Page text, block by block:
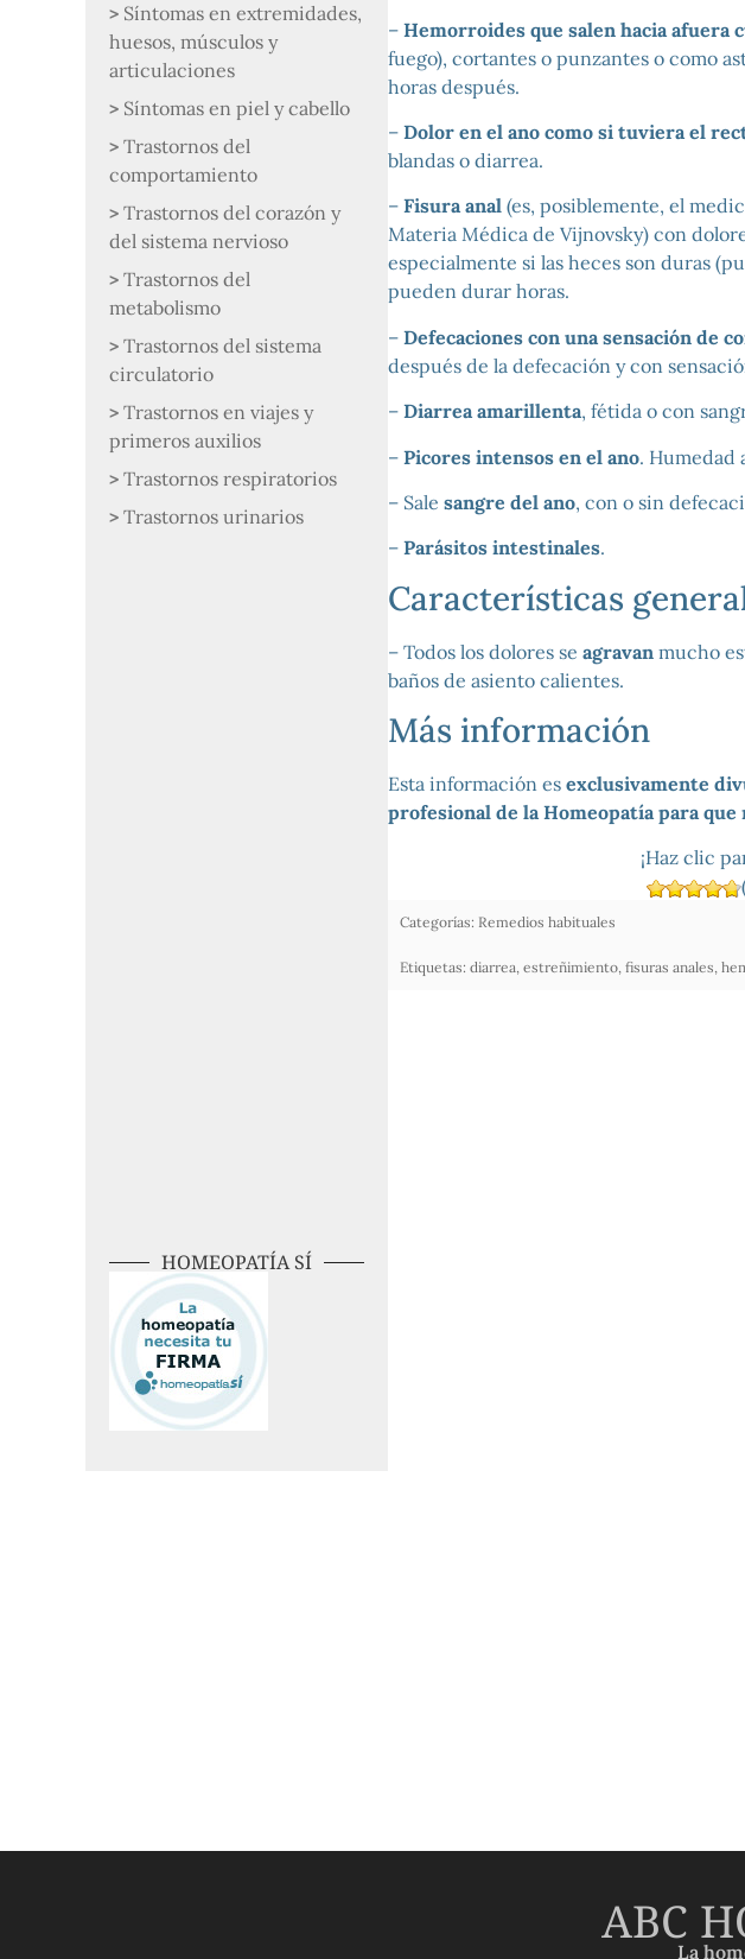
Síntomas en extremidades,
huesos, músculos y
articulaciones
Síntomas en piel y cabello
Trastornos del
comportamiento
Trastornos del corazón y
del sistema nervioso
Trastornos del
metabolismo
Trastornos del sistema
circulatorio
Trastornos en viajes y
primeros auxilios
Trastornos respiratorios
Trastornos urinarios
HOMEOPATÍA SÍ
– Hemorroides que salen hacia afuera
fuego), cortantes o punzantes o como
horas después.
– Dolor en el ano como si tuviera el
blandas o diarrea.
– Fisura anal (es, posiblemente, el
Materia Médica de Vijnovsky) con
especialmente si las heces son duras
pueden durar horas.
– Defecaciones con una sensación de
después de la defecación y con
– Diarrea amarillenta, fétida o con
– Picores intensos en el ano. Humedad
– Sale sangre del ano, con o sin
– Parásitos intestinales.
Características
– Todos los dolores se agravanmucho
baños de asiento calientes.
Más información
Esta información es exclusivamente
profesional de la Homeopatía para
¡Haz clic
Categorías: Remedios habituales
Etiquetas: diarrea, estreñimiento, fisuras anales,
ABC
La